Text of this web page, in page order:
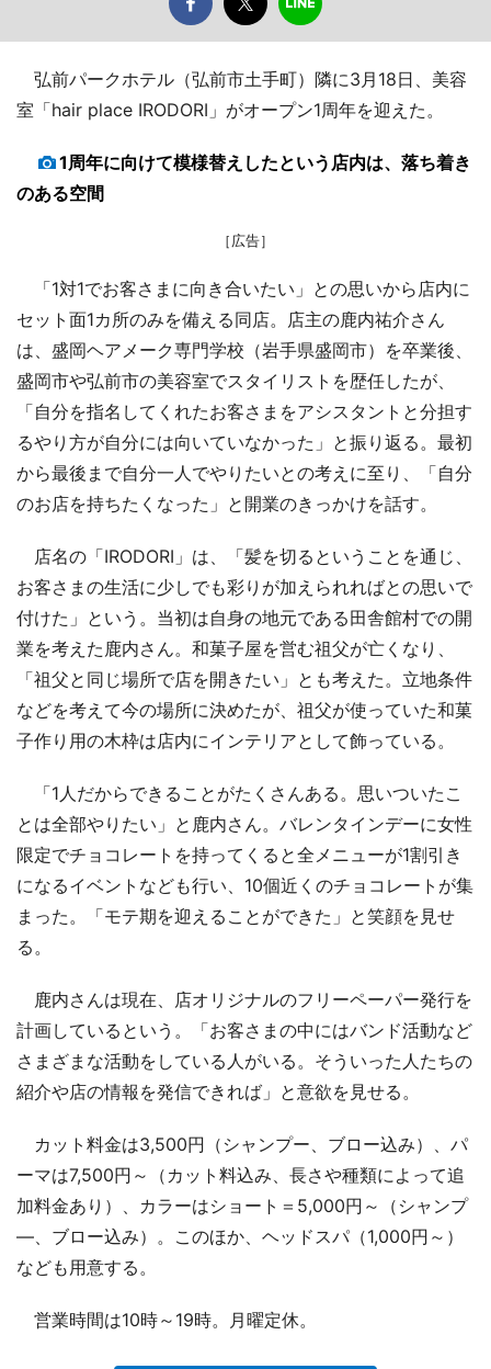
弘前パークホテル（弘前市土手町）隣に3月18日、美容
室「hair place IRODORI」がオープン1周年を迎えた。
1周年に向けて模様替えしたという店内は、落ち着き
のある空間
［広告］
「1対1でお客さまに向き合いたい」との思いから店内に
セット面1カ所のみを備える同店。店主の鹿内祐介さん
は、盛岡ヘアメーク専門学校（岩手県盛岡市）を卒業後、
盛岡市や弘前市の美容室でスタイリストを歴任したが、
「自分を指名してくれたお客さまをアシスタントと分担す
るやり方が自分には向いていなかった」と振り返る。最初
から最後まで自分一人でやりたいとの考えに至り、「自分
のお店を持ちたくなった」と開業のきっかけを話す。
店名の「IRODORI」は、「髪を切るということを通じ、
お客さまの生活に少しでも彩りが加えられればとの思いで
付けた」という。当初は自身の地元である田舎館村での開
業を考えた鹿内さん。和菓子屋を営む祖父が亡くなり、
「祖父と同じ場所で店を開きたい」とも考えた。立地条件
などを考えて今の場所に決めたが、祖父が使っていた和菓
子作り用の木枠は店内にインテリアとして飾っている。
「1人だからできることがたくさんある。思いついたこ
とは全部やりたい」と鹿内さん。バレンタインデーに女性
限定でチョコレートを持ってくると全メニューが1割引き
になるイベントなども行い、10個近くのチョコレートが集
まった。「モテ期を迎えることができた」と笑顔を見せ
る。
鹿内さんは現在、店オリジナルのフリーペーパー発行を
計画しているという。「お客さまの中にはバンド活動など
さまざまな活動をしている人がいる。そういった人たちの
紹介や店の情報を発信できれば」と意欲を見せる。
カット料金は3,500円（シャンプー、ブロー込み）、パ
ーマは7,500円～（カット料込み、長さや種類によって追
加料金あり）、カラーはショート＝5,000円～（シャンプ
―、ブロー込み）。このほか、ヘッドスパ（1,000円～）
なども用意する。
営業時間は10時～19時。月曜定休。